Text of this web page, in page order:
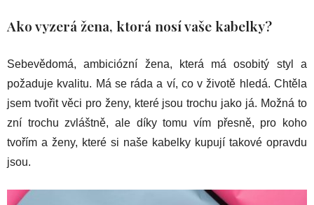
Ako vyzerá žena, ktorá nosí vaše kabelky?
Sebevědomá, ambiciózní žena, která má osobitý styl a
požaduje kvalitu. Má se ráda a ví, co v životě hledá. Chtěla
jsem tvořit věci pro ženy, které jsou trochu jako já. Možná to
zní trochu zvláštně, ale díky tomu vím přesně, pro koho
tvořím a ženy, které si naše kabelky kupují takové opravdu
jsou.